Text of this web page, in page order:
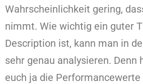
Wahrscheinlichkeit gering,
nimmt. Wie wichtig ein guter
Description ist, kann man in
sehr genau analysieren. Denn
euch ja die